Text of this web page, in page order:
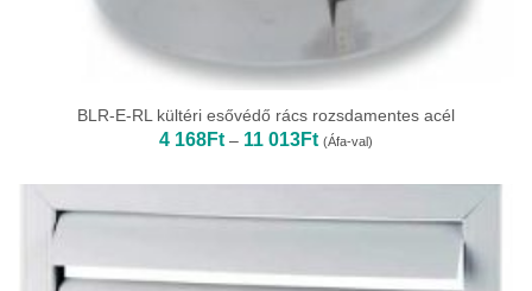
BLR-E-RL kültéri esővédő rács rozsdamentes acél
4 168Ft – 11 013FtÁrtartomány:
4
-
013Ft
(Áfa-val)